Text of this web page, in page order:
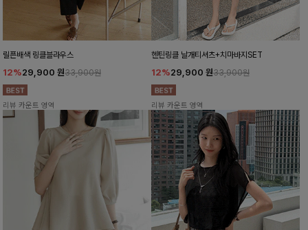
릴픈배색 링클블라우스
12%29,900 원33,900원
리뷰 카운트 영역
헨틴링클 날개티셔츠+치마바지SET
12%29,900 원33,900원
리뷰 카운트 영역